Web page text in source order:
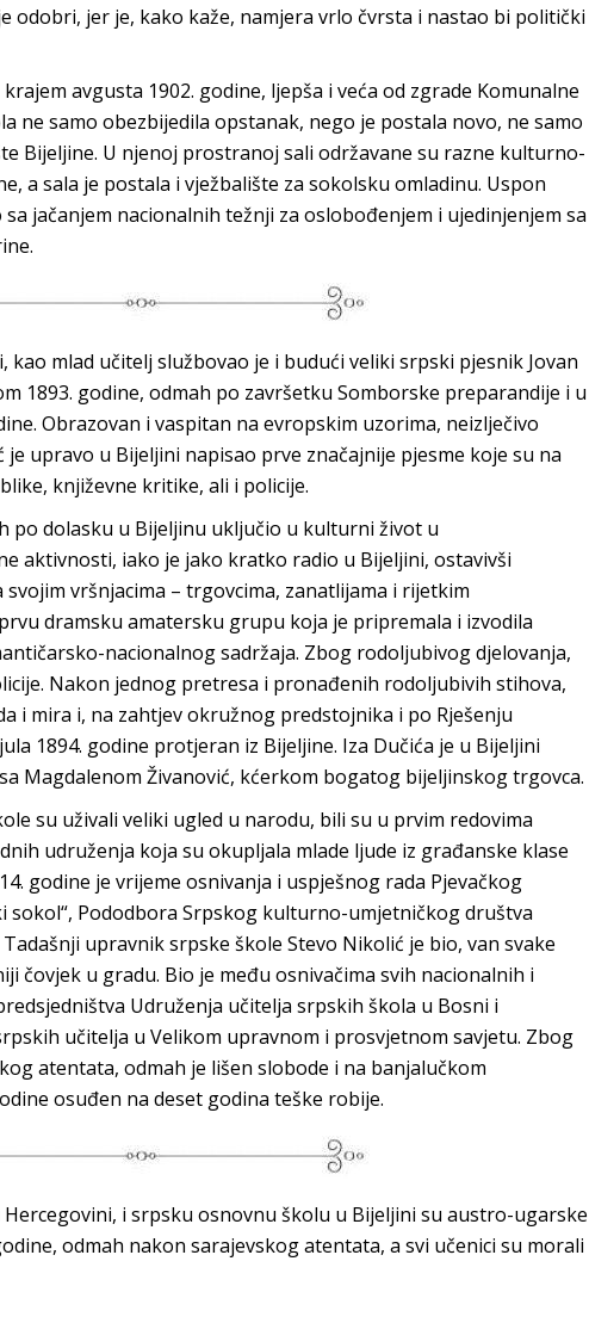
odobri, jer je, kako kaže, namjera vrlo čvrsta i nastao bi politički
avgusta 1902. godine, ljepša i veća od zgrade Komunalne
ne samo obezbijedila opstanak, nego je postala novo, ne samo
Bijeljine. U njenoj prostranoj sali održavane su razne kulturno-
a sala je postala i vježbalište za sokolsku omladinu. Uspon
jačanjem nacionalnih težnji za oslobođenjem i ujedinjenjem sa
mlad učitelj službovao je i budući veliki srpski pjesnik Jovan
1893. godine, odmah po završetku Somborske preparandije i u
Obrazovan i vaspitan na evropskim uzorima, neizlječivo
upravo u Bijeljini napisao prve značajnije pjesme koje su na
književne kritike, ali i policije.
po dolasku u Bijeljinu uključio u kulturni život u
aktivnosti, iako je jako kratko radio u Bijeljini, ostavivši
vršnjacima – trgovcima, zanatlijama i rijetkim
dramsku amatersku grupu koja je pripremala i izvodila
nacionalnog sadržaja. Zbog rodoljubivog djelovanja,
Nakon jednog pretresa i pronađenih rodoljubivih stihova,
i mira i, na zahtjev okružnog predstojnika i po Rješenju
1894. godine protjeran iz Bijeljine. Iza Dučića je u Bijeljini
Magdalenom Živanović, kćerkom bogatog bijeljinskog trgovca.
su uživali veliki ugled u narodu, bili su u prvim redovima
udruženja koja su okupljala mlade ljude iz građanske klase
godine je vrijeme osnivanja i uspješnog rada Pjevačkog
sokol“, Pododbora Srpskog kulturno-umjetničkog društva
Tadašnji upravnik srpske škole Stevo Nikolić je bio, van svake
čovjek u gradu. Bio je među osnivačima svih nacionalnih i
Udruženja učitelja srpskih škola u Bosni i
učitelja u Velikom upravnom i prosvjetnom savjetu. Zbog
atentata, odmah je lišen slobode i na banjalučkom
osuđen na deset godina teške robije.
i srpsku osnovnu školu u Bijeljini su austro-ugarske
odmah nakon sarajevskog atentata, a svi učenici su morali